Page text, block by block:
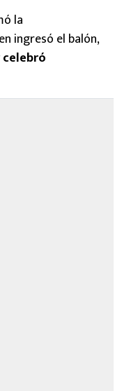
la
ingresó el balón,